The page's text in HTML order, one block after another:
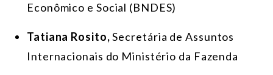
Econômico e Social (BNDES)
Tatiana Rosito,Secretária de Assuntos
Internacionais do Ministério da Fazenda